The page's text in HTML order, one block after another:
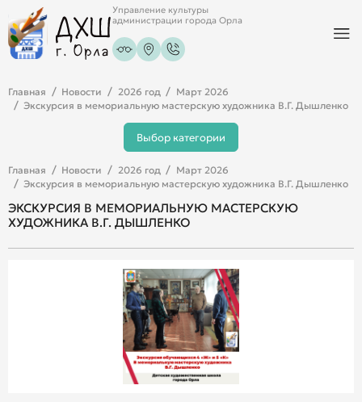
Управление культуры
администрации города Орла
Главная Новости 2026 год
Март 2026
Экскурсия в мемориальную мастерскую художника В.Г. Дышленко
Выбор категории
Главная Новости 2026 год
Март 2026
Экскурсия в мемориальную мастерскую художника В.Г. Дышленко
ЭКСКУРСИЯ В МЕМОРИАЛЬНУЮ МАСТЕРСКУЮ
ХУДОЖНИКА В.Г. ДЫШЛЕНКО